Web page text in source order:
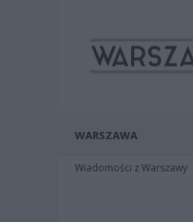
WARSZAWA
Wiadomości z Warszawy